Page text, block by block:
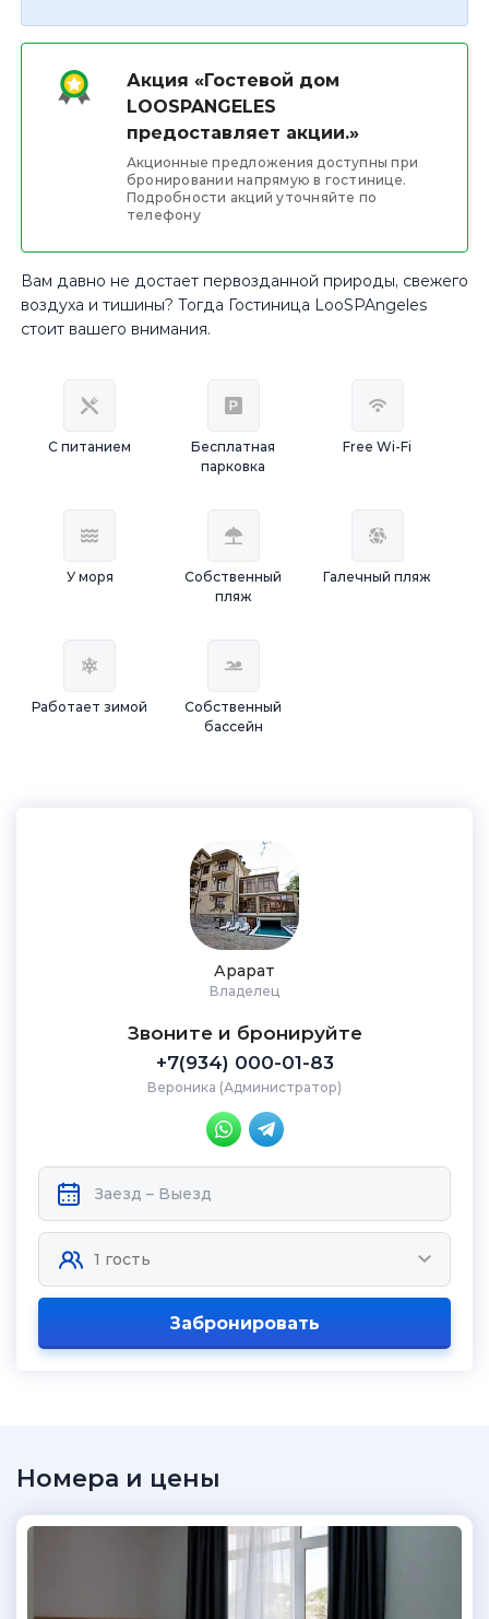
Акция «Гостевой дом
LOOSPANGELES
предоставляет акции.»
Акционные предложения доступны при
бронировании напрямую в гостинице.
Подробности акций уточняйте по
телефону
Вам давно не достает первозданной природы, свежего
воздуха и тишины? Тогда Гостиница LooSPAngeles
стоит вашего внимания.
С питанием
Бесплатная
парковка
Free Wi-Fi
У моря
Собственный
пляж
Галечный пляж
Работает зимой
Собственный
бассейн
Арарат
Владелец
Звоните и бронируйте
+7(934) 000-01-83
Вероника (Администратор)
Забронировать
Номера и цены